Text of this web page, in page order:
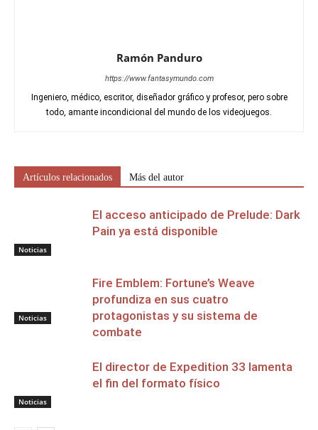
Ramón Panduro
https://www.fantasymundo.com
Ingeniero, médico, escritor, diseñador gráfico y profesor, pero sobre
todo, amante incondicional del mundo de los videojuegos.
Artículos relacionados Más del autor
Noticias
El acceso anticipado de Prelude: Dark
Pain ya está disponible
Noticias
Fire Emblem: Fortune’s Weave
profundiza en sus cuatro
protagonistas y su sistema de
combate
Noticias
El director de Expedition 33 lamenta
el fin del formato físico